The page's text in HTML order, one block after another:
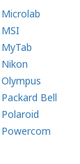
Microlab
MSI
MyTab
Nikon
Olympus
Packard Bell
Polaroid
Powercom